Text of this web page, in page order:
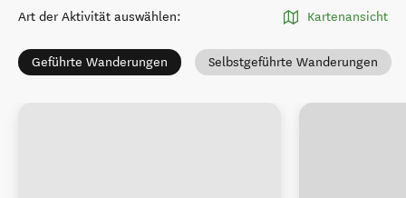
Art der Aktivität auswählen: Kartenansicht
Geführte Wanderungen Selbstgeführte Wanderungen